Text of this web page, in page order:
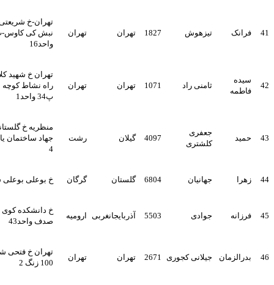
تیزهوش 1827 تهران تهران
تهران-خ شریعتی-خ دولت-
نبش کی کاوس-پ152ط6-
ثامنی راد 1071 تهران تهران
تهران خ شهید کلاهدوز سه
راه نشاط کوچه نجف ابادی
کلشتری
4097 گیلان رشت
منظریه خ گلستانی کوچه
جهاد ساختمان یاذا پ 42 ط
جهانیان 6804 گلستان گرگان خ بوعلی بوعلی سینا 4
جوادی 5503 آذربایجانغربی ارومیه
خ دانشکده کوی فدک مجتمع
صدف واحد43
جیلانی کجوری 2671 تهران تهران
تهران خ فتحی شقاقی پلاک
100 زنگ 2